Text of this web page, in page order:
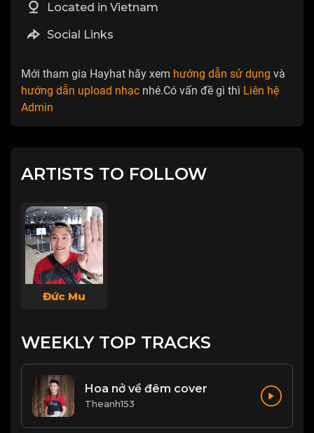
Located in Vietnam
Social Links
Mới tham gia Hayhat hãy xem hướng dẫn sử dụng và
hướng dẫn upload nhạc nhé.Có vấn đề gì thì Liên hệ
Admin
ARTISTS TO FOLLOW
Đức Mu
WEEKLY TOP TRACKS
Hoa nở về đêm cover
Theanh153